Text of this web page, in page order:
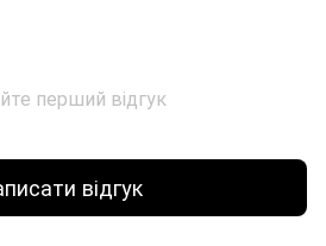
перший відгук
відгук